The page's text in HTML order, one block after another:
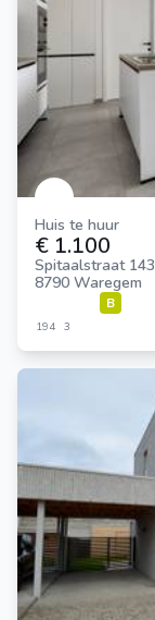
Huis te huur
€ 1.100
Spitaalstraat 143
8790 Waregem
194 3
B